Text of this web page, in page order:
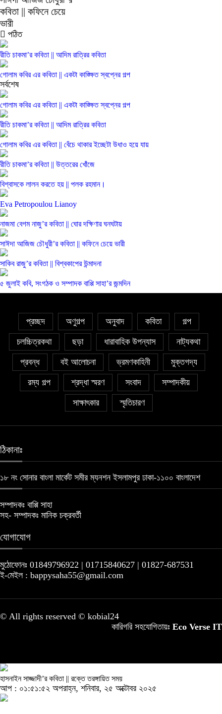
কবিতা || কফিনে চেয়ে
ভারী
পঠিত
রীতি চাকমা’র কবিতা || আদিম রাত্রির কবিতা
গোলাম কবির এর কবিতা || একটা কাঙ্ক্ষিত স্বপ্নের গল্প
সর্বশেষ
গোলাম কবির এর কবিতা || একটা কাঙ্ক্ষিত স্বপ্নের গল্প
রীতি চাকমা’র কবিতা || আদিম রাত্রির কবিতা
গোলাম কবির এর কবিতা || বেঁচে থাকার ইচ্ছেটা উধাও হয়ে যায়
রীতি চাকমা’র কবিতা || উত্তরের খোঁজে
বিশ্বাসকে লালন করতে হয় || পলক রহমান।
Eva Petropoulou Lianoy
নাজমা বেগম নাজু’র কবিতা || ঘোর দক্ষিণার ঘনঘটায়
সাঈদা আজিজ চৌধুরী’র কবিতা || কফিনে চেয়ে ভারী
সাকিব রাজু’র কবিতা || বিশ্বকাপের উন্মাদনা
৫ জুলাই কবি, সংগঠক ও সম্পাদক বাপ্পি সাহা’র জন্মদিন
প্রচ্ছদ অণুগল্প অনুবাদ কবিতা গল্প
চলচ্চিত্রকথা ছড়া ধারাবাহিক উপন্যাস নাট্যকথা
প্রবন্ধ বই আলোচনা ভ্রমণকাহিনী মুক্তগদ্য
রম্য গল্প শ্রদ্ধা স্মরণ সংবাদ সম্পাদকীয়
সাক্ষাৎকার স্মৃতিচারণ
ঠিকানাঃ
১৮ নং সোনার বাংলা মার্কেট সমীর ম্যনশন ইসলামপুর ঢাকা-১১০০ বাংলাদেশ
সম্পাদকঃ বাপ্পি সাহা
সহ- সম্পাদকঃ মানিক চক্রবর্তী
যোগাযোগ
মুঠোফোনঃ 01849796922 | 01715840627 | 01827-687531
ই-মেইল : bappysaha55@gmail.com
© All rights reserved © kobial24
কারিগরি সহযোগিতায়ঃ Eco Verse IT
হাসনাইন সাজ্জাদী’র কবিতা || রক্তে তরঙ্গায়িত সময়
আপ : ০১:৫১:৫২ অপরাহ্ন, শনিবার, ২৫ অক্টোবর ২০২৫